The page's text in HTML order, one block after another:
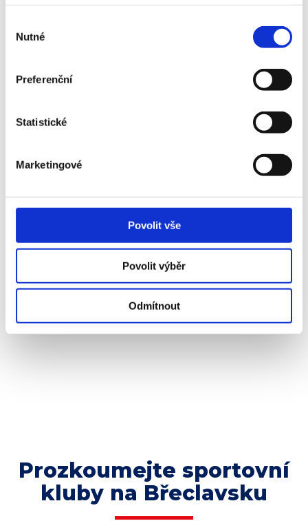
souhlasu
Nutné
Preferenční
Statistické
Marketingové
Povolit vše
Povolit výběr
Odmítnout
Prozkoumejte sportovní
kluby na Břeclavsku